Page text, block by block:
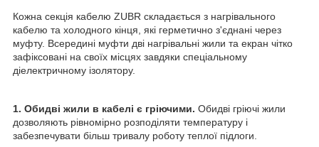
Кожна секція кабелю ZUBR складається з нагрівального
кабелю та холодного кінця, які герметично з'єднані через
муфту. Всередині муфти дві нагрівальні жили та екран чітко
зафіксовані на своїх місцях завдяки спеціальному
діелектричному ізолятору.
1. Обидві жили в кабелі є гріючими. Обидві гріючі жили
дозволяють рівномірно розподіляти температуру і
забезпечувати більш тривалу роботу теплої підлоги.